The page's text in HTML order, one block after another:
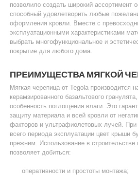
позволило создать широкий ассортимент
способный удовлетворить любые
оформления кровли. Вместе с
эксплуатационными характеристиками
выбрать многофункциональное и
покрытие для любого дома.
ПРЕИМУЩЕСТВА МЯГКОЙ
Мягкая черепица от Tegola производится
керамзированного базальтового
особенность поглощения влаги. Это
защиту материала и всей кровли от
факторов и ультрафиолетовых лучей.
всего периода эксплуатации цвет крыши
прежним. Использование в строительстве
позволяет добиться:
оперативности и простоты монтажа;